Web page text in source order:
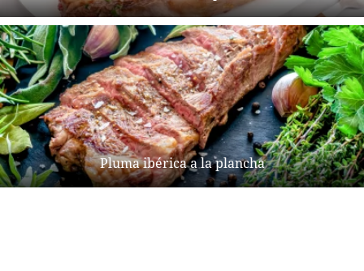
Pluma ibérica a la plancha